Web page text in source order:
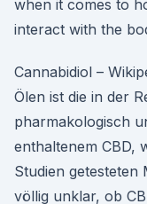
when it comes to
interact with the
Cannabidiol –
Ölen ist die in der
pharmakologisch
enthaltenem CBD,
Studien getesteten
völlig unklar, ob